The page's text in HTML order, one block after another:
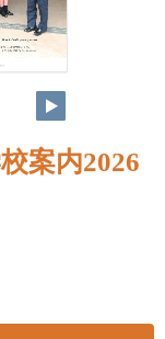
案内2026